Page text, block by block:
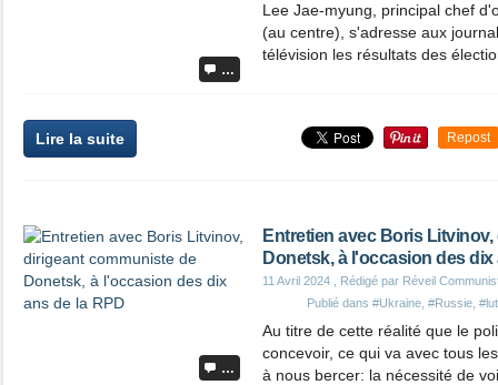
…
Lee Jae-myung, principal chef
(au centre), s'adresse aux
télévision les résultats des
Lire la suite Repost
…
Entretien avec Boris
Donetsk, à l'occasion des dix
11 Avril 2024 , Rédigé par Réveil
Publié dans #Ukraine #Russie
Au titre de cette réalité que le
concevoir, ce qui va avec tous
à nous bercer: la nécessité de